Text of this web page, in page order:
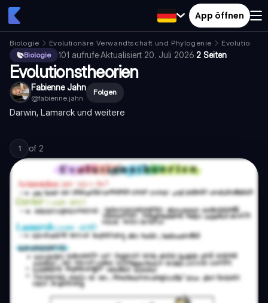
App öffnen
Biologie Evolutionäre Verwandtschaft und Phylogenie
Evolution
Biologie
101 aufrufe·Aktualisiert 20. Juli 2026·2 Seiten
Evolutionstheorien
Fabienne Jahn
@fabienne.jahn
Folgen
Darwin, Lamarck und weitere
1 of 2